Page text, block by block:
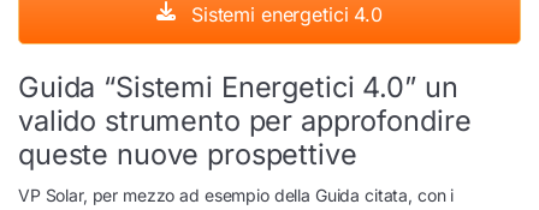
Sistemi energetici 4.0
Guida “Sistemi Energetici 4.0” un
valido strumento per approfondire
queste nuove prospettive
VP Solar, per mezzo ad esempio della Guida citata, con i